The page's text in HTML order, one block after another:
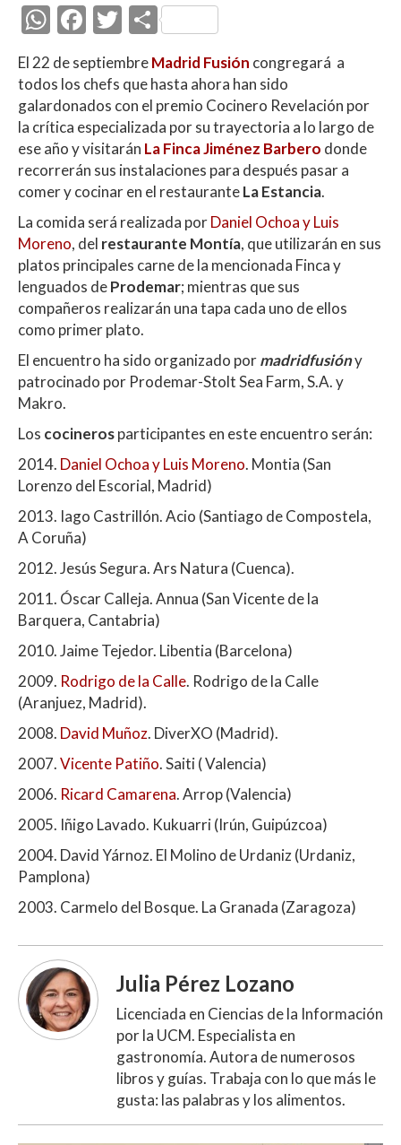
W
h
at
s
A
p
p
F
ac
e
b
o
o
k
T
w
itt
er
C
o
m
p
ar
ti
r
El 22 de septiembreMadrid Fusión congregará a
todos los chefs que hasta ahora han sido
galardonados con el premio Cocinero Revelación por
la crítica especializada por su trayectoria a lo largo de
ese año y visitarán La Finca Jiménez Barbero donde
recorrerán sus instalaciones para después pasar a
comer y cocinar en el restauranteLa Estancia.
La comida será realizada porDaniel Ochoa y Luis
Moreno, del restaurante Montía, que utilizarán en sus
platos principales carne de la mencionada Finca y
lenguados deProdemar; mientras que sus
compañeros realizarán una tapa cada uno de ellos
como primer plato.
El encuentro ha sido organizado pormadridfusióny
patrocinado por Prodemar-Stolt Sea Farm, S.A. y
Makro.
Los cocinerosparticipantes en este encuentro serán:
2014. Daniel Ochoa y Luis Moreno. Montia (San
Lorenzo del Escorial, Madrid)
2013. Iago Castrillón. Acio (Santiago de Compostela,
A Coruña)
2012. Jesús Segura. Ars Natura (Cuenca).
2011. Óscar Calleja. Annua (San Vicente de la
Barquera, Cantabria)
2010. Jaime Tejedor. Libentia (Barcelona)
2009. Rodrigo de la Calle. Rodrigo de la Calle
(Aranjuez, Madrid).
2008. David Muñoz. DiverXO (Madrid).
2007.Vicente Patiño. Saiti ( Valencia)
2006. Ricard Camarena. Arrop (Valencia)
2005. Iñigo Lavado. Kukuarri (Irún, Guipúzcoa)
2004. David Yárnoz. El Molino de Urdaniz (Urdaniz,
Pamplona)
2003. Carmelo del Bosque. La Granada (Zaragoza)
Julia Pérez Lozano
Licenciada en Ciencias de la Información
por la UCM. Especialista en
gastronomía. Autora de numerosos
libros y guías. Trabaja con lo que más le
gusta: las palabras y los alimentos.